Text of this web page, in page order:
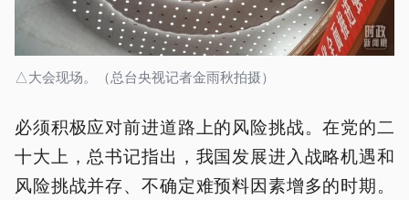
△大会现场。（总台央视记者金雨秋拍摄）
必须积极应对前进道路上的风险挑战。在党的二
十大上，总书记指出，我国发展进入战略机遇和
风险挑战并存、不确定难预料因素增多的时期。